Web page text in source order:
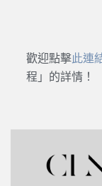
歡迎點擊此連
程」的詳情！